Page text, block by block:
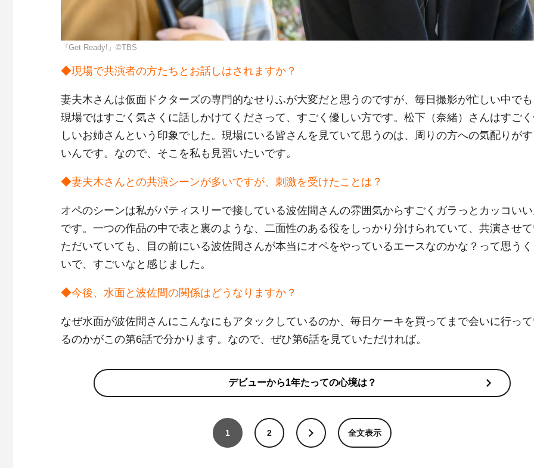
『Get Ready!』©TBS
◆現場で共演者の方たちとお話しはされますか？
妻夫木さんは仮面ドクターズの専門的なせりふが大変だと思うのですが、毎日撮影が忙しい中で
現場ではすごく気さくに話しかけてくださって、すごく優しい方です。松下（奈緒）さんはすご
しいお姉さんという印象でした。現場にいる皆さんを見ていて思うのは、周りの方への気配りが
いんです。なので、そこを私も見習いたいです。
◆妻夫木さんとの共演シーンが多いですが、刺激を受けたことは？
オペのシーンは私がパティスリーで接している波佐間さんの雰囲気からすごくガラっとカッコい
です。一つの作品の中で表と裏のような、二面性のある役をしっかり分けられていて、共演させ
ただいていても、目の前にいる波佐間さんが本当にオペをやっているエースなのかな？って思う
いで、すごいなと感じました。
◆今後、水面と波佐間の関係はどうなりますか？
なぜ水面が波佐間さんにこんなにもアタックしているのか、毎日ケーキを買ってまで会いに行っ
るのかがこの第6話で分かります。なので、ぜひ第6話を見ていただければ。
デビューから1年たっての心境は？
1 2 全文表示